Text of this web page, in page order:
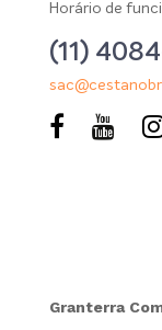
Horário de
(11)
Granterra